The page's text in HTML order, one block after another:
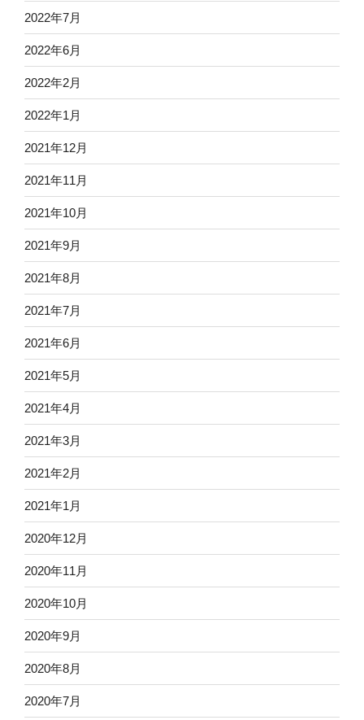
2022年7月
2022年6月
2022年2月
2022年1月
2021年12月
2021年11月
2021年10月
2021年9月
2021年8月
2021年7月
2021年6月
2021年5月
2021年4月
2021年3月
2021年2月
2021年1月
2020年12月
2020年11月
2020年10月
2020年9月
2020年8月
2020年7月